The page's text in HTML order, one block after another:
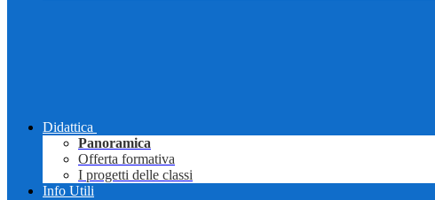
Didattica
Panoramica
Offerta formativa
I progetti delle classi
Info Utili